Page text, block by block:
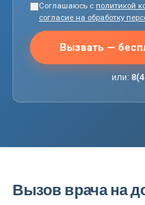
Соглашаюсь с политикой
согласие на обработку
Вызвать —
или:
Вызов врача на